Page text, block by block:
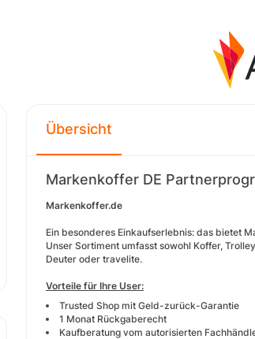
Übersicht
Markenkoffer DE
Markenkoffer.de
Ein besonderes Einkaufserlebnis: das bietet
Unser Sortiment umfasst sowohl Koffer,
Deuter oder travelite.
Vorteile für Ihre User:
Trusted Shop mit Geld-zurück-Garantie
1 Monat Rückgaberecht
Kaufberatung vom autorisierten